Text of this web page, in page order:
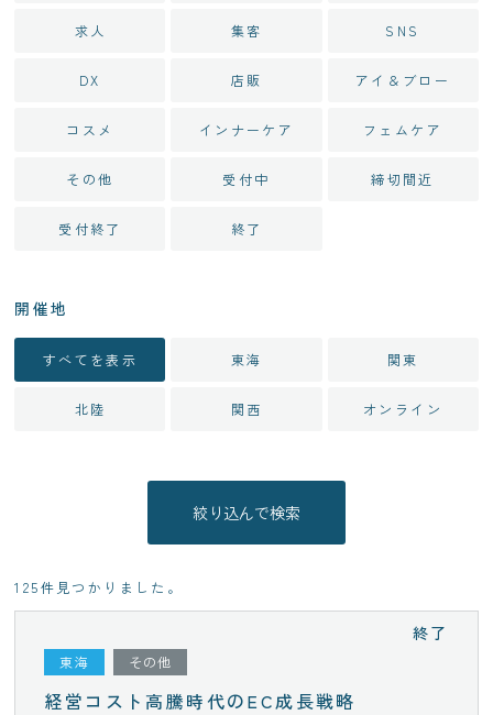
求人 集客 SNS
DX 店販 アイ＆ブロー
コスメ インナーケア フェムケア
その他 受付中 締切間近
受付終了 終了
開催地
すべてを表示 東海 関東
北陸 関西 オンライン
125件見つかりました。
東海 その他
経営コスト高騰時代のEC成長戦略
終了